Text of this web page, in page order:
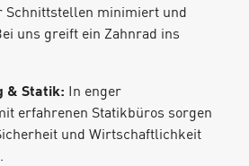
Schnittstellen minimiert und
uns greift ein Zahnrad ins
& Statik: In enger
erfahrenen Statikbüros sorgen
und Wirtschaftlichkeit